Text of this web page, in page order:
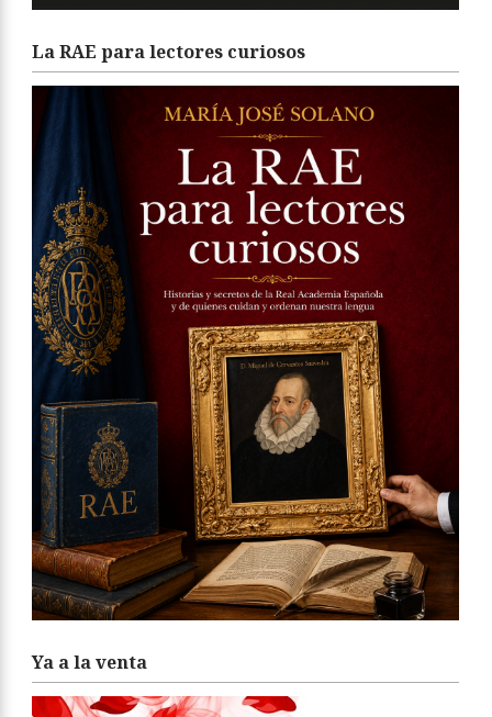
La RAE para lectores curiosos
Ya a la venta